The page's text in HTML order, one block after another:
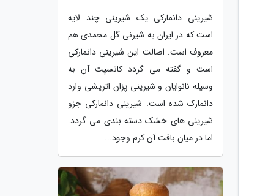
شیرینی دانمارکی یک شیرینی چند لایه
است که در ایران به شیرنی گل محمدی هم
معروف است. اصالت این شیرینی دانمارکی
است و گفته می گردد کانسپت آن به
وسیله نانوایان و شیرینی پزان اتریشی وارد
دانمارک شده است. شیرینی دانمارکی جزو
شیرینی های خشک دسته بندی می گردد.
اما در میان بافت آن کرم وجود...